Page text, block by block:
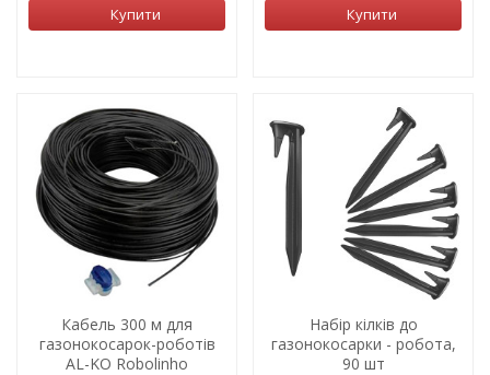
Купити Купити
Кабель 300 м для
газонокосарок-роботів
AL-KO Robolinho
Набір кілків до
газонокосарки - робота,
90 шт